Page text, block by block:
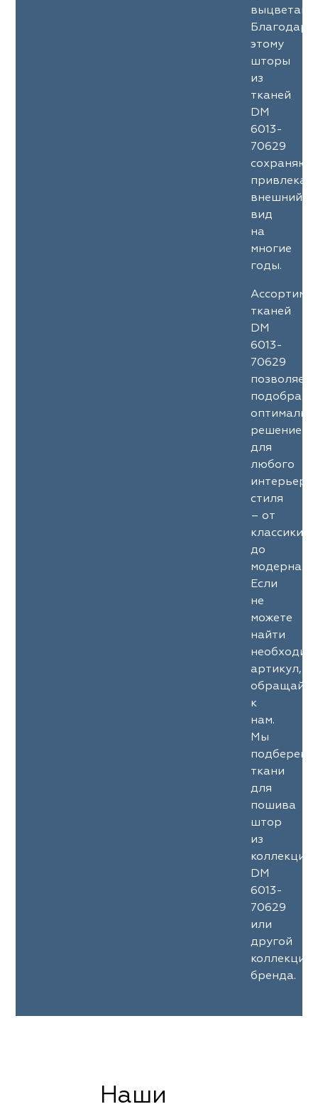
Благодаря
этому
шторы
из
тканей
DM
6013-
70629
сохраняют
внешний
вид
на
многие
годы.
тканей
DM
6013-
70629
позволяет
подобрать
решение
для
любого
стиля
– от
классики
до
модерна.
Если
не
можете
найти
артикул,
к
нам.
Мы
подберем
ткани
для
пошива
штор
из
DM
6013-
70629
или
другой
коллекции
бренда.
Наши